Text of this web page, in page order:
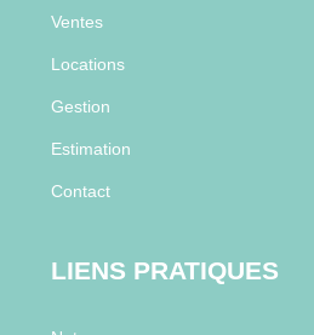
Ventes
Locations
Gestion
Estimation
Contact
LIENS PRATIQUES